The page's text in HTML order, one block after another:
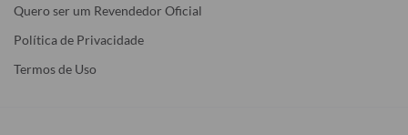
Quero ser um Revendedor Oficial
Política de Privacidade
Termos de Uso